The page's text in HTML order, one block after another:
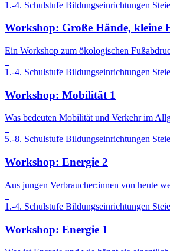
1.-4. Schulstufe Bildungseinrichtungen
Workshop: Große Hände, kleine
Ein Workshop zum ökologischen
1.-4. Schulstufe Bildungseinrichtungen
Workshop: Mobilität 1
Was bedeuten Mobilität und Verkehr im
5.-8. Schulstufe Bildungseinrichtungen
Workshop: Energie 2
Aus jungen Verbraucher:innen von heute
1.-4. Schulstufe Bildungseinrichtungen
Workshop: Energie 1